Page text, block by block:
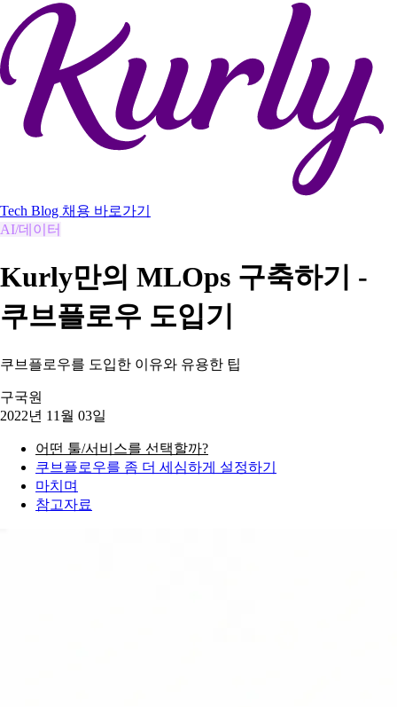
Tech Blog 채용 바로가기
AI/데이터
Kurly만의 MLOps 구축하기 -
쿠브플로우 도입기
쿠브플로우를 도입한 이유와 유용한 팁
구국원
2022년 11월 03일
어떤 툴/서비스를 선택할까?
쿠브플로우를 좀 더 세심하게 설정하기
마치며
참고자료